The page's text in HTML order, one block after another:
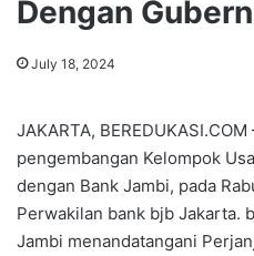
Dengan
July 18, 2024
JAKARTA,
pengembangan Kelompok
dengan Bank Jambi, pada
Perwakilan bank bjb Jakarta.
Jambi menandatangani